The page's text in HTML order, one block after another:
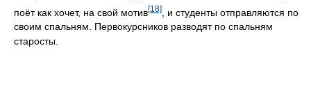
поёт как хочет, на свой мотив[18]
, и студенты отправляются по
своим спальням. Первокурсников разводят по спальням
старосты.